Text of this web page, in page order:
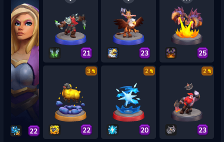
22
21 23 25
3
22
2
20
2
23